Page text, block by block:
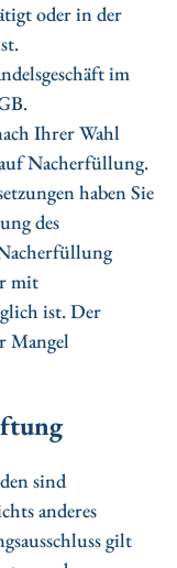
oder in der
im
Ihrer Wahl
Nacherfüllung.
haben Sie
des
mit
ist. Der
Mangel
sind
anderes
gilt